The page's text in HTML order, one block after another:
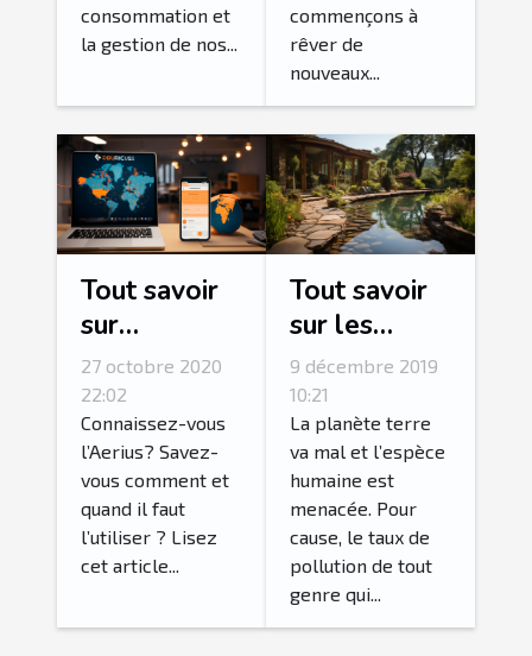
consommation et
la gestion de nos...
commençons à
rêver de
nouveaux...
Tout savoir
sur
l'utilisation
de l'Aerius
27 octobre 2020
22:02
Connaissez-vous
l’Aerius? Savez-
vous comment et
quand il faut
l’utiliser ? Lisez
cet article...
Tout savoir
sur les
piscines
écologique
9 décembre 2019
10:21
La planète terre
va mal et l’espèce
humaine est
menacée. Pour
cause, le taux de
pollution de tout
genre qui...